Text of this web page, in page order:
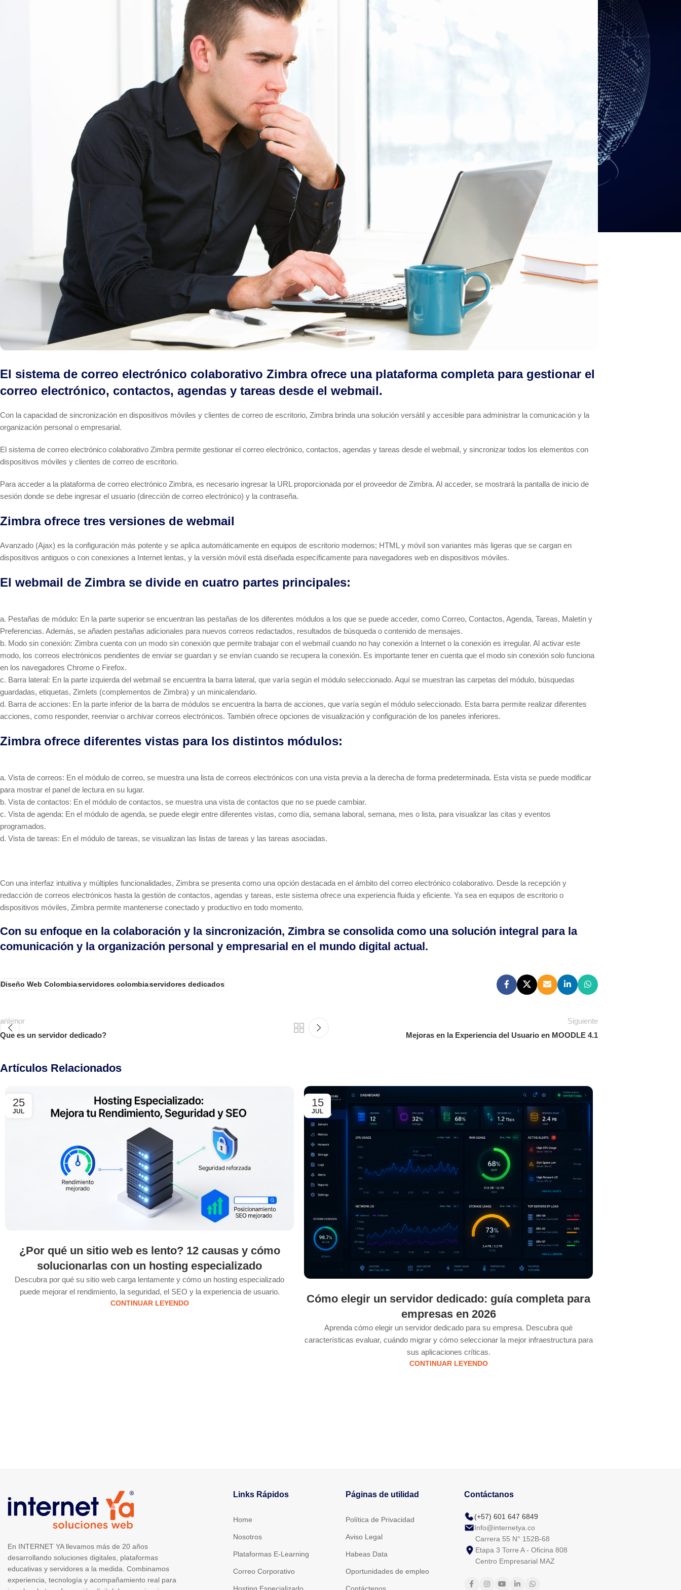
El sistema de correo electrónico colaborativo Zimbra ofrece una plataforma completa para gestionar el
correo electrónico, contactos, agendas y tareas desde el webmail.
Con la capacidad de sincronización en dispositivos móviles y clientes de correo de escritorio, Zimbra brinda una solución versátil y accesible para administrar la comunicación y la
organización personal o empresarial.
El sistema de correo electrónico colaborativo Zimbra permite gestionar el correo electrónico, contactos, agendas y tareas desde el webmail, y sincronizar todos los elementos con
dispositivos móviles y clientes de correo de escritorio.
Para acceder a la plataforma de correo electrónico Zimbra, es necesario ingresar la URL proporcionada por el proveedor de Zimbra. Al acceder, se mostrará la pantalla de inicio de
sesión donde se debe ingresar el usuario (dirección de correo electrónico) y la contraseña.
Zimbra ofrece tres versiones de webmail
Avanzado (Ajax) es la configuración más potente y se aplica automáticamente en equipos de escritorio modernos; HTML y móvil son variantes más ligeras que se cargan en
dispositivos antiguos o con conexiones a Internet lentas, y la versión móvil está diseñada específicamente para navegadores web en dispositivos móviles.
El webmail de Zimbra se divide en cuatro partes principales:
a. Pestañas de módulo: En la parte superior se encuentran las pestañas de los diferentes módulos a los que se puede acceder, como Correo, Contactos, Agenda, Tareas, Maletín y
Preferencias. Además, se añaden pestañas adicionales para nuevos correos redactados, resultados de búsqueda o contenido de mensajes.
b. Modo sin conexión: Zimbra cuenta con un modo sin conexión que permite trabajar con el webmail cuando no hay conexión a Internet o la conexión es irregular. Al activar este
modo, los correos electrónicos pendientes de enviar se guardan y se envían cuando se recupera la conexión. Es importante tener en cuenta que el modo sin conexión solo funciona
en los navegadores Chrome o Firefox.
c. Barra lateral: En la parte izquierda del webmail se encuentra la barra lateral, que varía según el módulo seleccionado. Aquí se muestran las carpetas del módulo, búsquedas
guardadas, etiquetas, Zimlets (complementos de Zimbra) y un minicalendario.
d. Barra de acciones: En la parte inferior de la barra de módulos se encuentra la barra de acciones, que varía según el módulo seleccionado. Esta barra permite realizar diferentes
acciones, como responder, reenviar o archivar correos electrónicos. También ofrece opciones de visualización y configuración de los paneles inferiores.
Zimbra ofrece diferentes vistas para los distintos módulos:
a. Vista de correos: En el módulo de correo, se muestra una lista de correos electrónicos con una vista previa a la derecha de forma predeterminada. Esta vista se puede modificar
para mostrar el panel de lectura en su lugar.
b. Vista de contactos: En el módulo de contactos, se muestra una vista de contactos que no se puede cambiar.
c. Vista de agenda: En el módulo de agenda, se puede elegir entre diferentes vistas, como día, semana laboral, semana, mes o lista, para visualizar las citas y eventos
programados.
d. Vista de tareas: En el módulo de tareas, se visualizan las listas de tareas y las tareas asociadas.
Con una interfaz intuitiva y múltiples funcionalidades, Zimbra se presenta como una opción destacada en el ámbito del correo electrónico colaborativo. Desde la recepción y
redacción de correos electrónicos hasta la gestión de contactos, agendas y tareas, este sistema ofrece una experiencia fluida y eficiente. Ya sea en equipos de escritorio o
dispositivos móviles, Zimbra permite mantenerse conectado y productivo en todo momento.
Con su enfoque en la colaboración y la sincronización, Zimbra se consolida como una solución integral para la
comunicación y la organización personal y empresarial en el mundo digital actual.
Diseño Web Colombiaservidores colombiaservidores dedicados
anterior
Que es un servidor dedicado?
Siguiente
Mejoras en la Experiencia del Usuario en MOODLE 4.1
Artículos Relacionados
25
JUL
¿Por qué un sitio web es lento? 12 causas y cómo
solucionarlas con un hosting especializado
Descubra por qué su sitio web carga lentamente y cómo un hosting especializado
puede mejorar el rendimiento, la seguridad, el SEO y la experiencia de usuario.
CONTINUAR LEYENDO
15
JUL
Cómo elegir un servidor dedicado: guía completa para
empresas en 2026
Aprenda cómo elegir un servidor dedicado para su empresa. Descubra qué
características evaluar, cuándo migrar y cómo seleccionar la mejor infraestructura para
sus aplicaciones críticas.
CONTINUAR LEYENDO
En INTERNET YA llevamos más de 20 años
desarrollando soluciones digitales, plataformas
educativas y servidores a la medida. Combinamos
experiencia, tecnología y acompañamiento real para
Links Rápidos
Home
Nosotros
Plataformas E-Learning
Correo Corporativo
Hosting Especializado
Páginas de utilidad
Política de Privacidad
Aviso Legal
Habeas Data
Oportunidades de empleo
Contáctenos
Contáctanos
(+57) 601 647 6849
Info@internetya.co
Carrera 55 N° 152B-68
Etapa 3 Torre A - Oficina 808
Centro Empresarial MAZ